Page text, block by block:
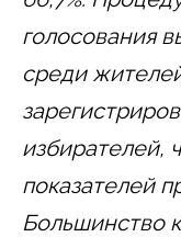
голосования
среди
избирателей,
показателей
Большинство